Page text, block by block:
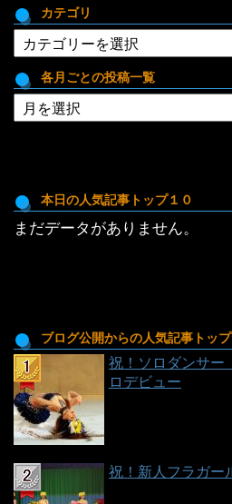
カテゴリ
テ
ゴ
リ
各月ごとの投稿一覧
各
月
投
稿
一
本日の人気記事トップ１０
まだデータがありません。
ブログ公開からの人気記事トッ
祝！ソロダンサー
ロデビュー
祝！新人フラガー